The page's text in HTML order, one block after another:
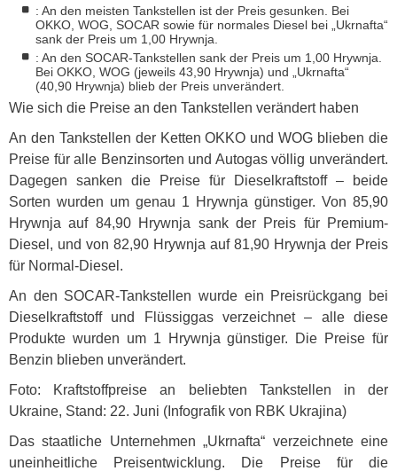
: An den meisten Tankstellen ist der Preis gesunken. Bei
OKKO WOG SOCAR sowie für normales Diesel bei „Ukrnafta“
sank der Preis um 1,00 Hrywnja.
: An den SOCAR-Tankstellen sank der Preis um 1,00 Hrywnja.
Bei OKKO WOG (jeweils 43,90 Hrywnja) und „Ukrnafta“
(40,90 Hrywnja) blieb der Preis unverändert.
Wie sich die Preise an den Tankstellen verändert haben
An den Tankstellen der KettenOKKO undWOG blieben die
Preise für alle Benzinsorten und Autogas völlig unverändert.
Dagegen sanken die Preise für Dieselkraftstoff – beide
Sorten wurden um genau 1 Hrywnja günstiger. Von 85,90
Hrywnja auf 84,90 Hrywnja sank der Preis für Premium-
Diesel, und von 82,90 Hrywnja auf 81,90 Hrywnja der Preis
für Normal-Diesel.
An den SOCAR-Tankstellen wurde ein Preisrückgang bei
Dieselkraftstoff und Flüssiggas verzeichnet – alle diese
Produkte wurden um 1 Hrywnja günstiger. Die Preise für
Benzin blieben unverändert.
Foto: Kraftstoffpreise an beliebten Tankstellen in der
Ukraine, Stand: 22. Juni (Infografik von RBK Ukrajina)
Das staatliche Unternehmen „Ukrnafta“ verzeichnete eine
uneinheitliche Preisentwicklung. Die Preise für die